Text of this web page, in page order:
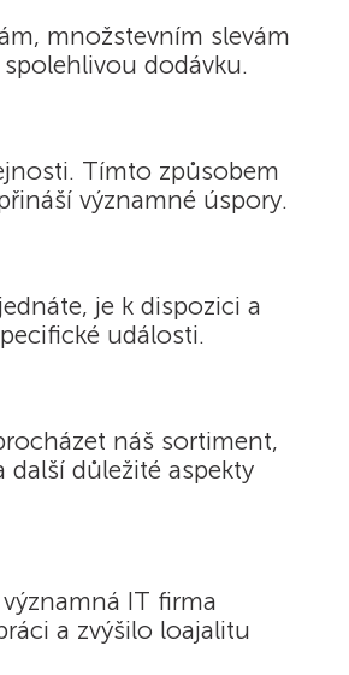
množstevním slevám
dodávku.
Tímto způsobem
významné úspory.
je k dispozici a
události.
náš sortiment,
důležité aspekty
IT firma
a zvýšilo loajalitu